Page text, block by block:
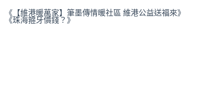
《【維港暖萬家】筆墨傳情暖社區 維港公益送福來》
《珠海箍牙價錢？》